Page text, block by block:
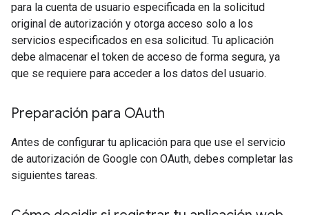
para la cuenta de usuario especificada en la solicitud
original de autorización y otorga acceso solo a los
servicios especificados en esa solicitud. Tu aplicación
debe almacenar el token de acceso de forma segura, ya
que se requiere para acceder a los datos del usuario.
Preparación para OAuth
Antes de configurar tu aplicación para que use el servicio
de autorización de Google con OAuth, debes completar las
siguientes tareas.